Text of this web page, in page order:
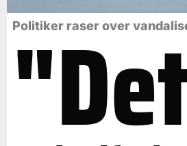
Politiker raser over